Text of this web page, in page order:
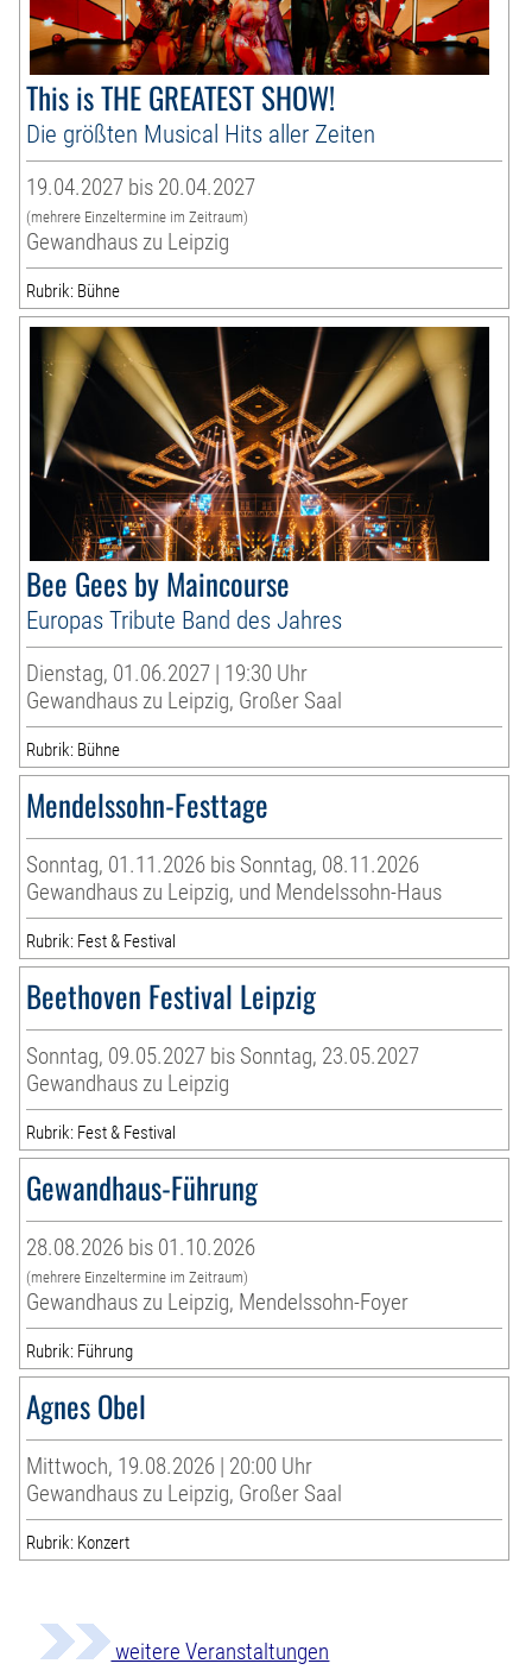
This is THE GREATEST SHOW!
Die größten Musical Hits aller Zeiten
19.04.2027 bis 20.04.2027
(mehrere Einzeltermine im Zeitraum)
Gewandhaus zu Leipzig
Rubrik: Bühne
Bee Gees by Maincourse
Europas Tribute Band des Jahres
Dienstag, 01.06.2027 | 19:30 Uhr
Gewandhaus zu Leipzig, Großer Saal
Rubrik: Bühne
Mendelssohn-Festtage
Sonntag, 01.11.2026 bis Sonntag, 08.11.2026
Gewandhaus zu Leipzig, und Mendelssohn-Haus
Rubrik: Fest & Festival
Beethoven Festival Leipzig
Sonntag, 09.05.2027 bis Sonntag, 23.05.2027
Gewandhaus zu Leipzig
Rubrik: Fest & Festival
Gewandhaus-Führung
28.08.2026 bis 01.10.2026
(mehrere Einzeltermine im Zeitraum)
Gewandhaus zu Leipzig, Mendelssohn-Foyer
Rubrik: Führung
Agnes Obel
Mittwoch, 19.08.2026 | 20:00 Uhr
Gewandhaus zu Leipzig, Großer Saal
Rubrik: Konzert
weitere Veranstaltungen